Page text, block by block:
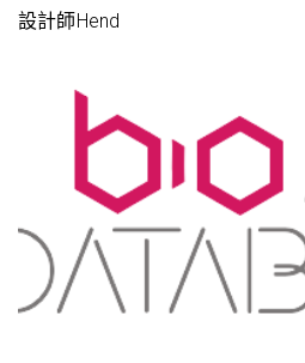
設計師Hend